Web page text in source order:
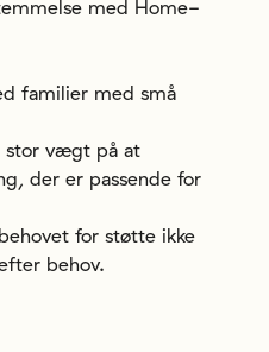
med Home-
familier med små
stor vægt på at
der er passende for
for støtte ikke
behov.